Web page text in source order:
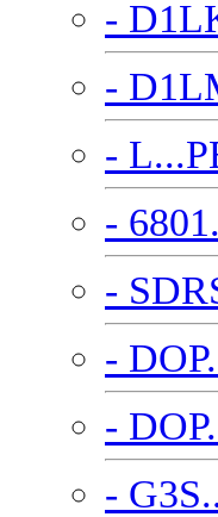
-
-
-
-
-
-
-
-